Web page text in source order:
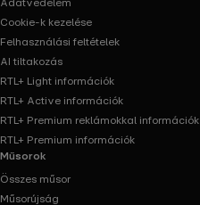
Adatvédelem
Cookie-k kezelése
Felhasználási feltételek
AI tiltakozás
RTL+ Light információk
RTL+ Active információk
RTL+ Premium reklámokkal információk
RTL+ Premium információk
Műsorok
Összes műsor
Műsorújság